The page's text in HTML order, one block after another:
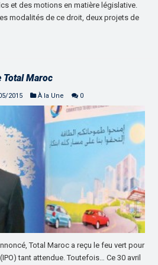
et des motions en matière législative.
modalités de ce droit, deux projets de
Total Maroc
2015 À la Une 0
Total Maroc a reçu le feu vert pour
tant attendue. Toutefois… Ce 30 avril